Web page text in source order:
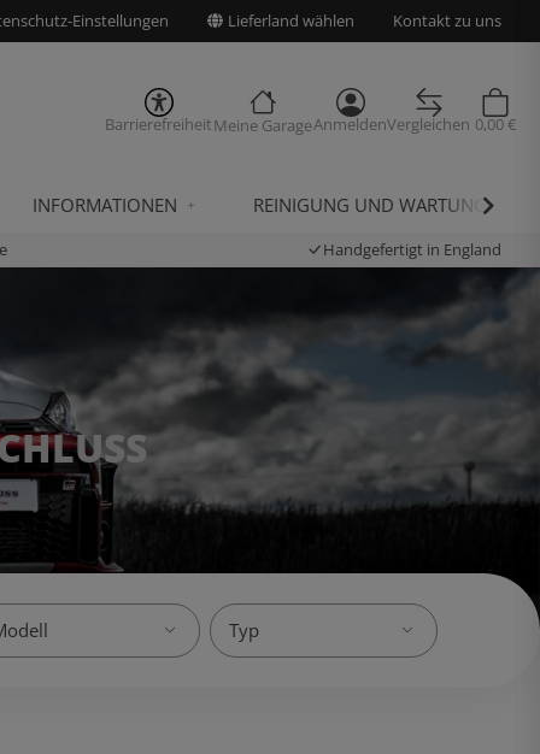
Einstellungen Lieferland wählen Kontakt zu uns
BarrierefreiheitMeine GarageAnmeldenVergleichen 0,00 €
INFORMATIONEN REINIGUNG UND WARTUNG
Handgefertigt in England